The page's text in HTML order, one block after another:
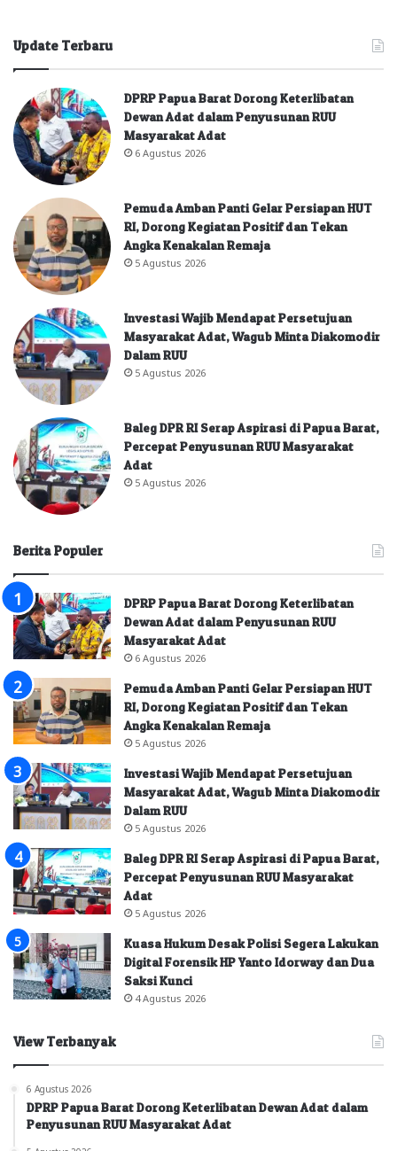
Update Terbaru
DPRP Papua Barat Dorong Keterlibatan
Dewan Adat dalam Penyusunan RUU
Masyarakat Adat
6 Agustus 2026
Pemuda Amban Panti Gelar Persiapan HUT
RI, Dorong Kegiatan Positif dan Tekan
Angka Kenakalan Remaja
5 Agustus 2026
Investasi Wajib Mendapat Persetujuan
Masyarakat Adat, Wagub Minta Diakomodir
Dalam RUU
5 Agustus 2026
Baleg DPR RI Serap Aspirasi di Papua Barat,
Percepat Penyusunan RUU Masyarakat
Adat
5 Agustus 2026
Berita Populer
DPRP Papua Barat Dorong Keterlibatan
Dewan Adat dalam Penyusunan RUU
Masyarakat Adat
6 Agustus 2026
Pemuda Amban Panti Gelar Persiapan HUT
RI, Dorong Kegiatan Positif dan Tekan
Angka Kenakalan Remaja
5 Agustus 2026
Investasi Wajib Mendapat Persetujuan
Masyarakat Adat, Wagub Minta Diakomodir
Dalam RUU
5 Agustus 2026
Baleg DPR RI Serap Aspirasi di Papua Barat,
Percepat Penyusunan RUU Masyarakat
Adat
5 Agustus 2026
Kuasa Hukum Desak Polisi Segera Lakukan
Digital Forensik HP Yanto Idorway dan Dua
Saksi Kunci
4 Agustus 2026
View Terbanyak
6 Agustus 2026
DPRP Papua Barat Dorong Keterlibatan Dewan Adat dalam
Penyusunan RUU Masyarakat Adat